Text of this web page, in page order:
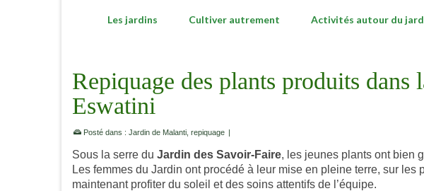
Les jardins Cultiver autrement Activités autour du
Repiquage des plants produits
Eswatini
Posté dans : Jardin de Malanti repiquage |
Sous la serre du Jardin des Savoir-Faire, les jeunes plants ont bien
Les femmes du Jardin ont procédé à leur mise en pleine terre, sur
maintenant profiter du soleil et des soins attentifs de l’équipe.